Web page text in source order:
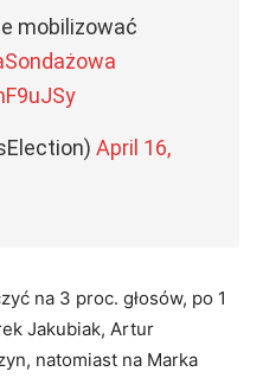
mobilizować
April 16,
na 3 proc. głosów, po 1
Jakubiak, Artur
natomiast na Marka